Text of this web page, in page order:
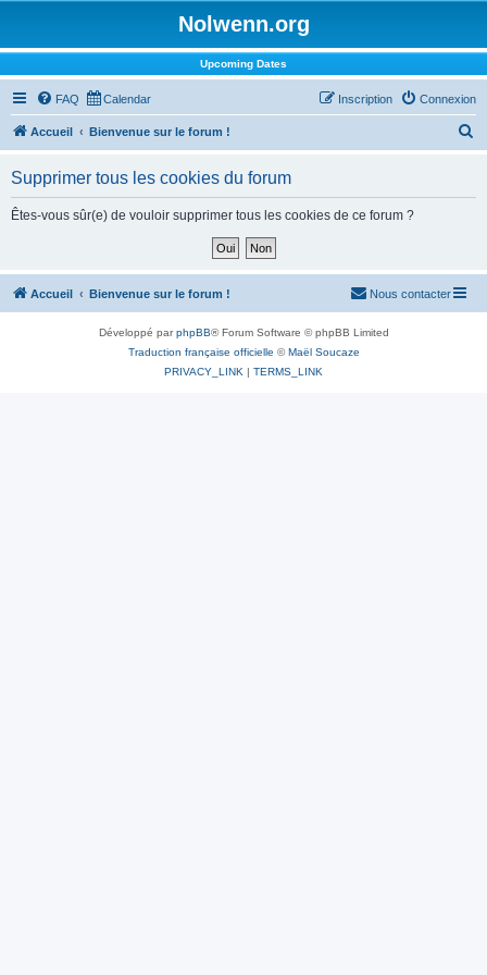
Nolwenn.org
Upcoming Dates
FAQ Calendar Connexion
Inscription
Accueil Bienvenue sur le forum !
h
Supprimer tous les cookies du forum
Êtes-vous sûr(e) de vouloir supprimer tous les cookies de ce forum ?
Accueil Bienvenue sur le forum ! Nous contacter
Développé parphpBB® Forum Software © phpBB Limited
Traduction française officielle ©Maël Soucaze
PRIVACY_LINK | TERMS_LINK